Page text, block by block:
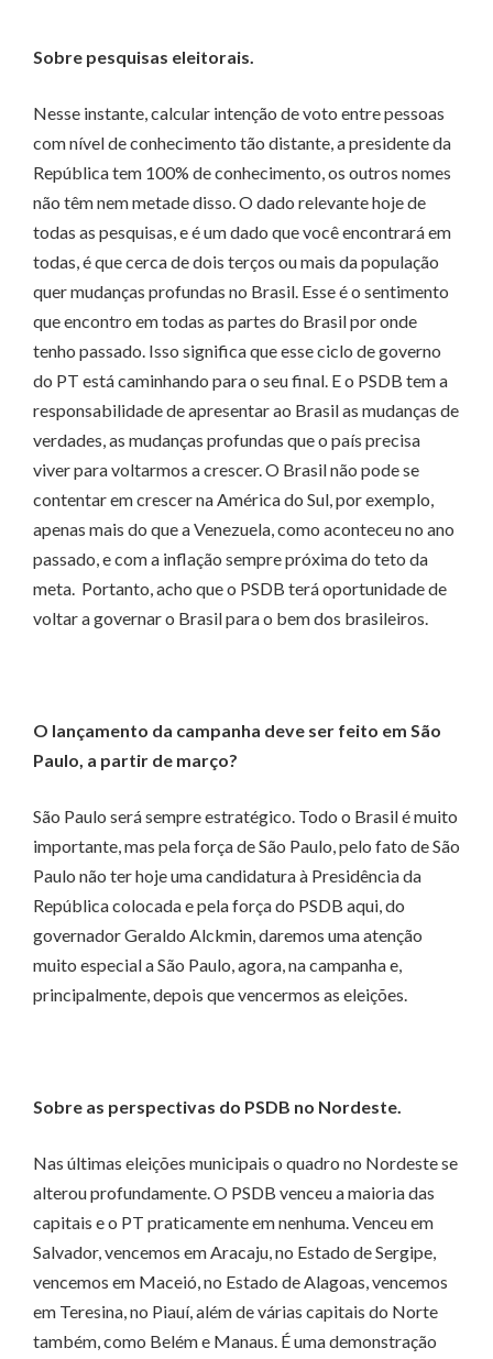
Sobre pesquisas eleitorais.
Nesse instante, calcular intenção de voto entre pessoas
com nível de conhecimento tão distante, a presidente da
República tem 100% de conhecimento, os outros nomes
não têm nem metade disso. O dado relevante hoje de
todas as pesquisas, e é um dado que você encontrará em
todas, é que cerca de dois terços ou mais da população
quer mudanças profundas no Brasil. Esse é o sentimento
que encontro em todas as partes do Brasil por onde
tenho passado. Isso significa que esse ciclo de governo
do PT está caminhando para o seu final. E o PSDB tem a
responsabilidade de apresentar ao Brasil as mudanças de
verdades, as mudanças profundas que o país precisa
viver para voltarmos a crescer. O Brasil não pode se
contentar em crescer na América do Sul, por exemplo,
apenas mais do que a Venezuela, como aconteceu no ano
passado, e com a inflação sempre próxima do teto da
meta. Portanto, acho que o PSDB terá oportunidade de
voltar a governar o Brasil para o bem dos brasileiros.
O lançamento da campanha deve ser feito em São
Paulo, a partir de março?
São Paulo será sempre estratégico. Todo o Brasil é muito
importante, mas pela força de São Paulo, pelo fato de São
Paulo não ter hoje uma candidatura à Presidência da
República colocada e pela força do PSDB aqui, do
governador Geraldo Alckmin, daremos uma atenção
muito especial a São Paulo, agora, na campanha e,
principalmente, depois que vencermos as eleições.
Sobre as perspectivas do PSDB no Nordeste.
Nas últimas eleições municipais o quadro no Nordeste se
alterou profundamente. O PSDB venceu a maioria das
capitais e o PT praticamente em nenhuma. Venceu em
Salvador, vencemos em Aracaju, no Estado de Sergipe,
vencemos em Maceió, no Estado de Alagoas, vencemos
em Teresina, no Piauí, além de várias capitais do Norte
também, como Belém e Manaus. É uma demonstração